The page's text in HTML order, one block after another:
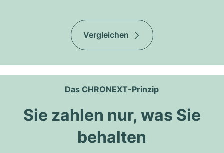
Vergleichen
Das CHRONEXT-Prinzip
Sie zahlen nur, was Sie
behalten